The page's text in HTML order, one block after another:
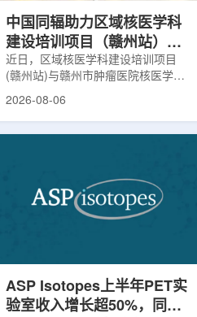
中国同辐助力区域核医学科
建设培训项目（赣州站）与
赣州市肿瘤医院核医学诊疗
高质量建设项目同步启动
近日，区域核医学科建设培训项目
(赣州站)与赣州市肿瘤医院核医学诊
疗高质量建设项目在赣州市肿瘤医院
任杨传盛主持。赣州市卫生健康委员
会副主任傅伟、中华医学会核医学分
会主任委员汪静、赣州市肿瘤医院党
2026-08-06
ASP Isotopes上半年PET实
验室收入增长超50%，同位